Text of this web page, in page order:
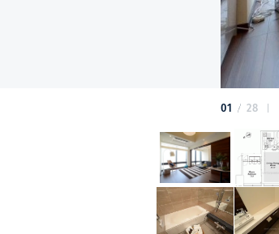
01 28